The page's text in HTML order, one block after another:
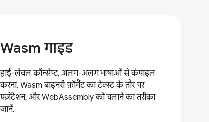
Wasm गाइड
हाई-लेवल कॉन्सेप्ट, अलग-अलग भाषाओं से कंपाइल
करना, Wasm बाइनरी फ़ॉर्मैट का टेक्स्ट के तौर पर
प्रज़ेंटेशन, और WebAssembly को चलाने का तरीका
जानें.